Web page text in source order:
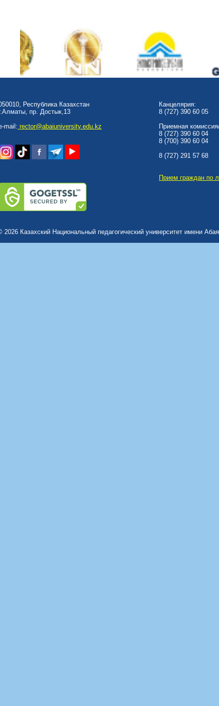
Республика Казахстан
пр. Достык,13
mail: rector@abaiuniversity.edu.kz
Канцелярия:
8 (727) 390 60 05
Приемная
8 (727) 390 60 04
8 (700) 390 60 04
8 (727) 291 57 68
Прием граждан по
2026 Казахский Национальный педагогический университет имени Абая